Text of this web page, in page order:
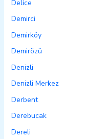
Delice
Demirci
Demirköy
Demirözü
Denizli
Denizli Merkez
Derbent
Derebucak
Dereli